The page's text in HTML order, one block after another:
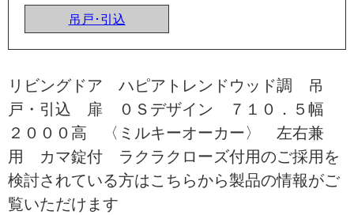
吊戸･引込
リビングドア ハピアトレンドウッド調 吊
戸・引込 扉 ０Ｓデザイン ７１０．５幅
２０００高 〈ミルキーオーカー〉 左右兼
用 カマ錠付 ラクラクローズ付用のご採用を
検討されている方はこちらから製品の情報がご
覧いただけます